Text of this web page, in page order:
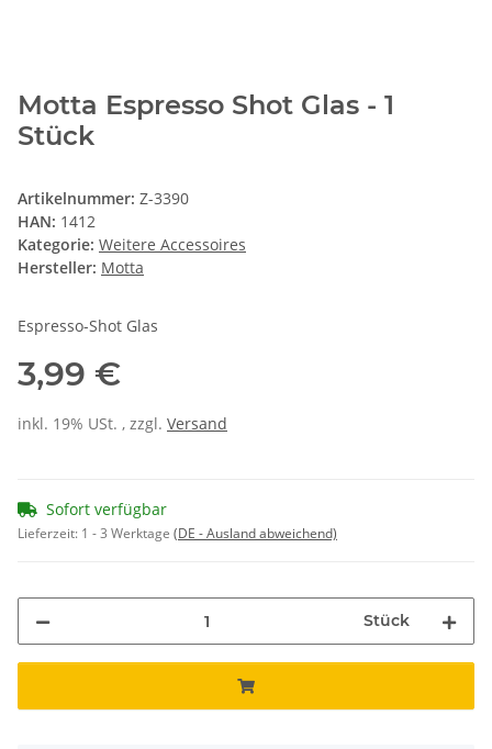
Motta Espresso Shot Glas - 1
Stück
Artikelnummer: Z-3390
HAN: 1412
Kategorie: Weitere Accessoires
Hersteller: Motta
Espresso-Shot Glas
3,99 €
inkl. 19% USt. , zzgl. Versand
Sofort verfügbar
Lieferzeit: 1 - 3 Werktage (DE - Ausland abweichend)
Stück